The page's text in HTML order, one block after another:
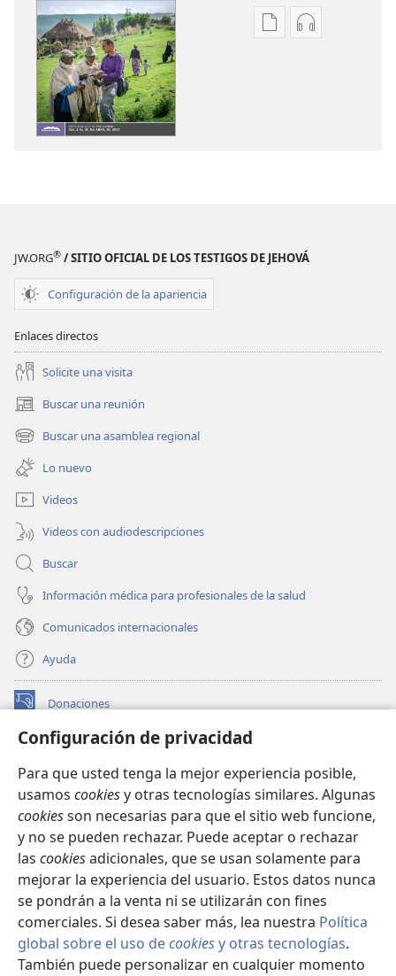
Configuración de privacidad
Para que usted tenga la mejor experiencia posible,
usamos cookiesy otras tecnologías similares. Algunas
cookiesson necesarias para que el sitio web funcione,
y no se pueden rechazar. Puede aceptar o rechazar
las cookiesadicionales, que se usan solamente para
mejorar la experiencia del usuario. Estos datos nunca
se pondrán a la venta ni se utilizarán con fines
comerciales. Si desea saber más, lea nuestra Política
global sobre el uso decookiesy otras tecnologías.
También puede personalizar en cualquier momento
Opciones
Febrero
de 2017
Opciones
Febrero
de 2017
JW.ORG® / SITIO OFICIAL DE LOS TESTIGOS DE JEHOVÁ
Configuración de la apariencia
Enlaces directos
Solicite una visita
Buscar una reunión
(abre
una
nueva
ventana)
Buscar una asamblea regional
(abre
una
nueva
ventana)
Lo nuevo
Videos
Videos con audiodescripciones
Buscar
Información médica para profesionales de la salud
Comunicados internacionales
Ayuda
Donaciones
(abre
una
nueva BIBLIOTECA EN LÍNEA Watchtower™
una
nueva
ventana)
JW Hub
(abre
una
nueva
ventana)
JW Library
Watchtower Library
Copyright© 2026 Watch Tower Bible and Tract Society of Pennsylvania.